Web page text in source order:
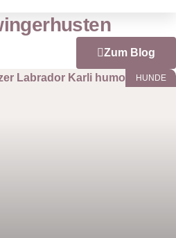
Zum Blog
HUNDE